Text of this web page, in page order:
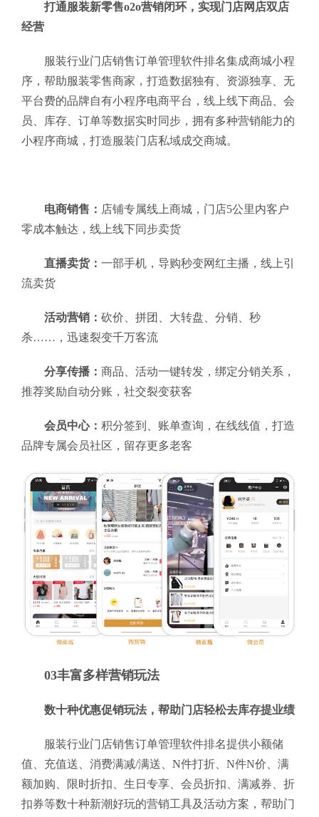
打通服装新零售o2o营销闭环，实现门店网店双店
经营
服装行业门店销售订单管理软件排名集成商城小程
序，帮助服装零售商家，打造数据独有、资源独享、无
平台费的品牌自有小程序电商平台，线上线下商品、会
员、库存、订单等数据实时同步，拥有多种营销能力的
小程序商城，打造服装门店私域成交商城。
电商销售： 店铺专属线上商城，门店5公里内客户
零成本触达，线上线下同步卖货
直播卖货： 一部手机，导购秒变网红主播，线上引
流卖货
活动营销： 砍价、拼团、大转盘、分销、秒
杀……，迅速裂变千万客流
分享传播： 商品、活动一键转发，绑定分销关系，
推荐奖励自动分账，社交裂变获客
会员中心： 积分签到、账单查询，在线线值，打造
品牌专属会员社区，留存更多老客
03丰富多样营销玩法
数十种优惠促销玩法，帮助门店轻松去库存提业绩
服装行业门店销售订单管理软件排名提供小额储
值、充值送、消费满减/满送、N件打折、N件N价、满
额加购、限时折扣、生日专享、会员折扣、满减券、折
扣券等数十种新潮好玩的营销工具及活动方案，帮助门